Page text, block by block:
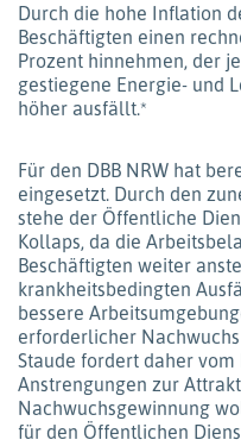
Durch die hohe Inflation
Beschäftigten einen
Prozent hinnehmen, der
gestiegene Energie- und
höher ausfällt.*
Für den DBB NRW hat
eingesetzt. Durch den
stehe der Öffentliche
Kollaps, da die
Beschäftigten weiter
krankheitsbedingten
bessere
erforderlicher
Staude fordert daher
Anstrengungen zur
Nachwuchsgewinnung
für den Öffentlichen